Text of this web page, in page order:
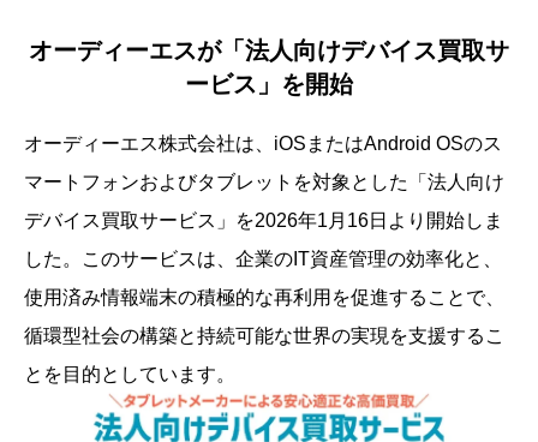
オーディーエスが「法人向けデバイス買取サ
ービス」を開始
オーディーエス株式会社は、iOSまたはAndroid OSのス
マートフォンおよびタブレットを対象とした「法人向け
デバイス買取サービス」を2026年1月16日より開始しま
した。このサービスは、企業のIT資産管理の効率化と、
使用済み情報端末の積極的な再利用を促進することで、
循環型社会の構築と持続可能な世界の実現を支援するこ
とを目的としています。